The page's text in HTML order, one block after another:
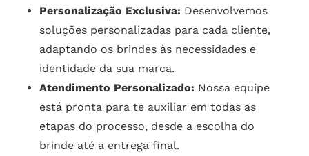
Personalização Exclusiva: Desenvolvemos
soluções personalizadas para cada cliente,
adaptando os brindes às necessidades e
identidade da sua marca.
Atendimento Personalizado: Nossa equipe
está pronta para te auxiliar em todas as
etapas do processo, desde a escolha do
brinde até a entrega final.